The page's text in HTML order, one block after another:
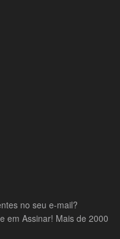
no seu e-mail?
em Assinar! Mais de 2000